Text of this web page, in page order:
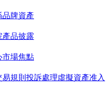
品牌資產
產品披露
市場焦點
易規則 投訴處理虛擬資產准入